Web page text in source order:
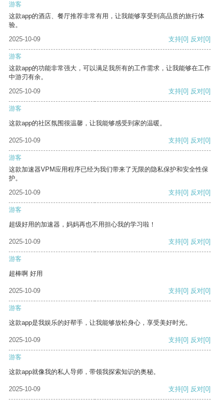
游客
这款app的酒店、餐厅推荐非常有用，让我能够享受到高品质的旅行体
验。
2025-10-09
支持[0] 反对[0]
游客
这款app的功能非常强大，可以满足我所有的工作需求，让我能够在工作
中游刃有余。
2025-10-09
支持[0] 反对[0]
游客
这款app的社区氛围很温馨，让我能够感受到家的温暖。
2025-10-09 支持[0] 反对[0]
游客
这款加速器VPM应用程序已经为我们带来了无限的隐私保护和安全性保
护。
2025-10-09
支持[0] 反对[0]
游客
超级好用的加速器，妈妈再也不用担心我的学习啦！
2025-10-09 支持[0] 反对[0]
游客
超棒啊 好用
2025-10-09 支持[0] 反对[0]
游客
这款app是我娱乐的好帮手，让我能够放松身心，享受美好时光。
2025-10-09 支持[0] 反对[0]
游客
这款app就像我的私人导师，带领我探索知识的奥秘。
2025-10-09 支持[0] 反对[0]